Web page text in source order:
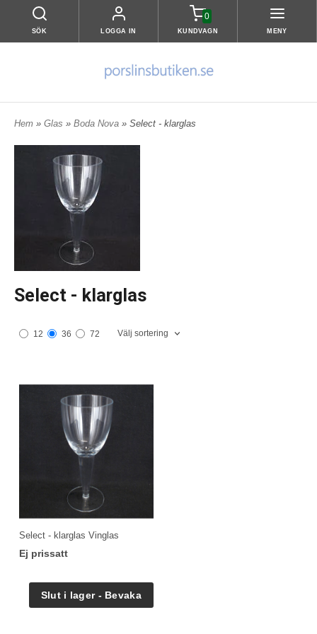
SÖK LOGGA IN
0
KUNDVAGN MENY
Hem » Glas » Boda Nova » Select - klarglas
Select - klarglas
12 36 72 Välj sortering
Select - klarglas Vinglas
Ej prissatt